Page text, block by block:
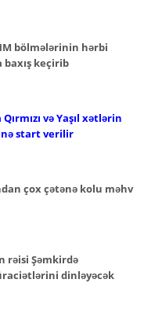
bölmələrinin hərbi
keçirib
və Yaşıl xətlərin
start verilir
çox çətənə kolu məhv
rəisi Şəmkirdə
dinləyəcək